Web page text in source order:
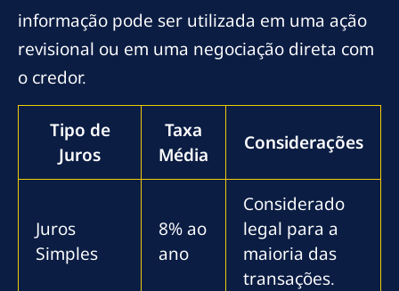
informação pode ser utilizada em uma ação
revisional ou em uma negociação direta com
o credor.
Tipo de
Juros
Taxa
Média
Considerações
Juros
Simples
8% ao
ano
Considerado
legal para a
maioria das
transações.